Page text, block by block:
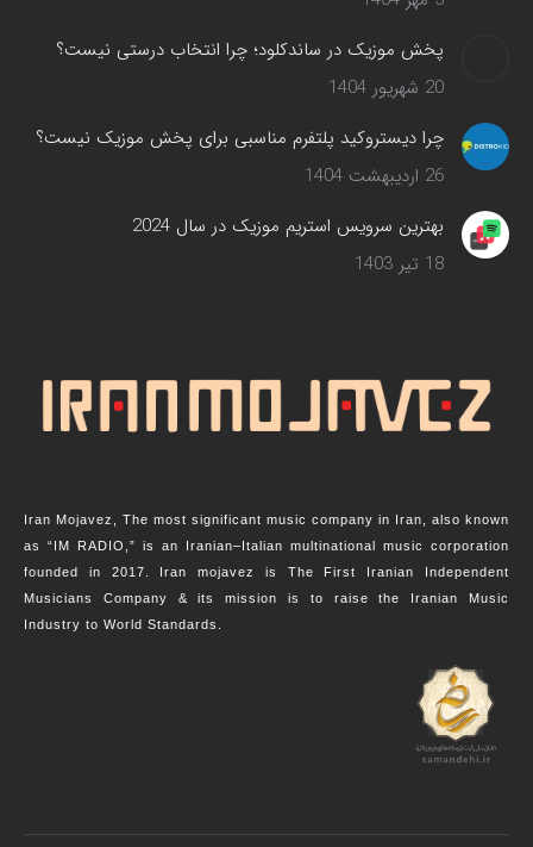
پخش موزیک در ساندکلود؛ چرا انتخاب درستی نیست؟
20 شهریور 1404
چرا دیستروکید پلتفرم مناسبی برای پخش موزیک نیست؟
26 اردیبهشت 1404
بهترین سرویس‌ استریم موزیک در سال 2024
18 تیر 1403
Iran Mojavez, The most significant music company in Iran, also known
as “IM RADIO,” is an Iranian–Italian multinational music corporation
founded in 2017. Iran mojavez is The First Iranian Independent
Musicians Company & its mission is to raise the Iranian Music
Industry to World Standards.